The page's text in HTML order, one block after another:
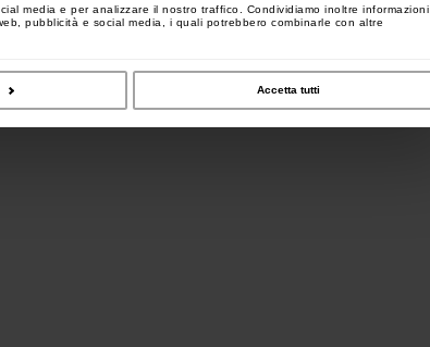
media e per analizzare il nostro traffico. Condividiamo inoltre informazioni
pubblicità e social media, i quali potrebbero combinarle con altre
Accetta tutti